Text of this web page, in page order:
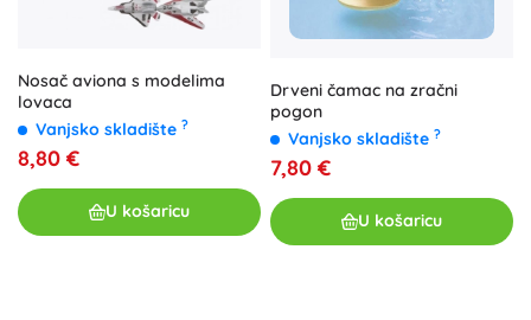
Nosač aviona s modelima
lovaca
Vanjsko skladište ?
8,80 €
U košaricu
Drveni čamac na zračni
pogon
Vanjsko skladište ?
7,80 €
U košaricu